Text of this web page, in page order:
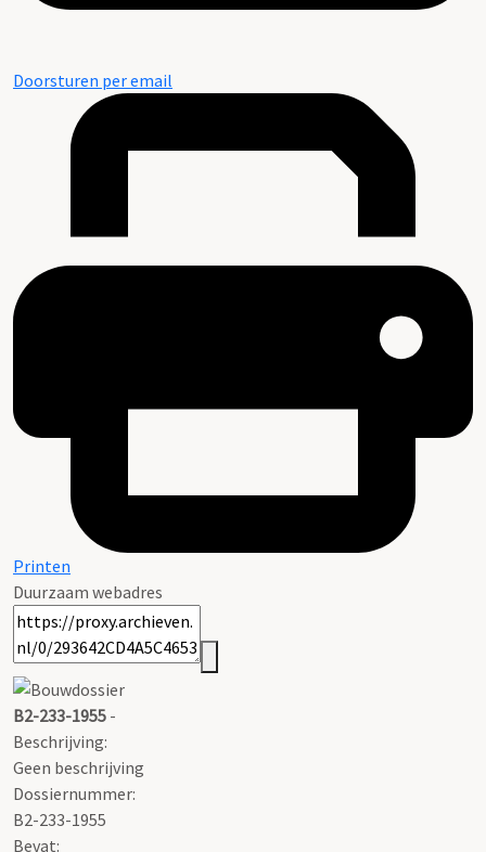
Doorsturen per email
Printen
Duurzaam webadres
B2-233-1955 -
Beschrijving:
Geen beschrijving
Dossiernummer:
B2-233-1955
Bevat: